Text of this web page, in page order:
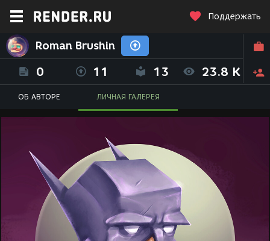
Поддержать
Roman Brushin
0 11 13 23.8 K
ОБ АВТОРЕ ЛИЧНАЯ ГАЛЕРЕЯ